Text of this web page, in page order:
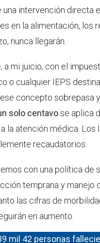
una intervención directa
en la alimentación, los
nunca llegarán.
a mi juicio, con el
o cualquier IEPS
concepto sobrepasa
solo centavose aplica
la atención médica. Los
recaudatorios.
con una política de
temprana y manejo
las cifras de
en aumento.
mil 42 personas